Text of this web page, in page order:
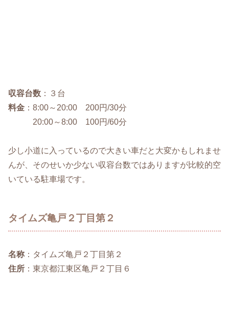
収容台数 ：３台
料金 ：8:00～20:00 200円/30分
20:00～8:00 100円/60分
少し小道に入っているので大きい車だと大変かもしれませ
んが、そのせいか少ない収容台数ではありますが比較的空
いている駐車場です。
タイムズ亀戸２丁目第２
名称 ：タイムズ亀戸２丁目第２
住所 ：東京都江東区亀戸２丁目６